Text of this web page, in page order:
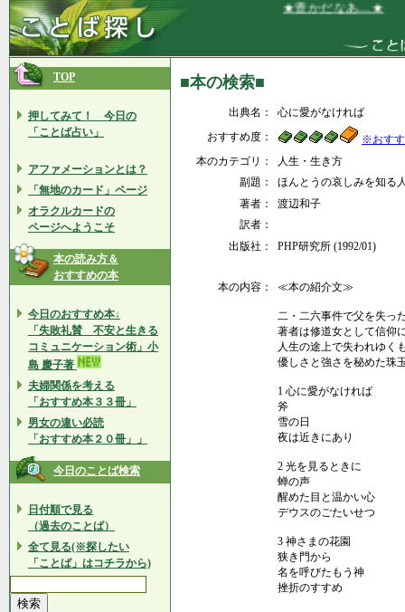
★豊かだなあ…★
TOP
押してみて！ 今日の
「ことば占い」
アファメーションとは？
「無地のカード」ページ
オラクルカードの
ページへようこそ
本の読み方＆
おすすめの本
今日のおすすめ本↓
「失敗礼賛 不安と生きる
コミュニケーション術」小
島 慶子著
夫婦関係を考える
「おすすめ本３３冊」
男女の違い必読
「おすすめ本２０冊」」
今日のことば検索
日付順で見る
（過去のことば）
全て見る(※探したい
「ことば」はコチラから)
■本の検索■
出典名：
心に愛がなければ
おすすめ度：
※おす
本のカテゴリ：
人生・生き方
副題：
ほんとうの哀しみを知る
著者：
渡辺和子
訳者：
出版社：
PHP研究所 (1992/01)
本の内容： ≪本の紹介文≫
二・二六事件で父を失っ
著者は修道女として信仰
人生の途上で失われゆく
優しさと強さを秘めた珠
1 心に愛がなければ
斧
雪の日
夜は近きにあり
2 光を見るときに
蝉の声
醒めた目と温かい心
デウスのごたいせつ
3 神さまの花園
狭き門から
名を呼びたもう神
挫折のすすめ